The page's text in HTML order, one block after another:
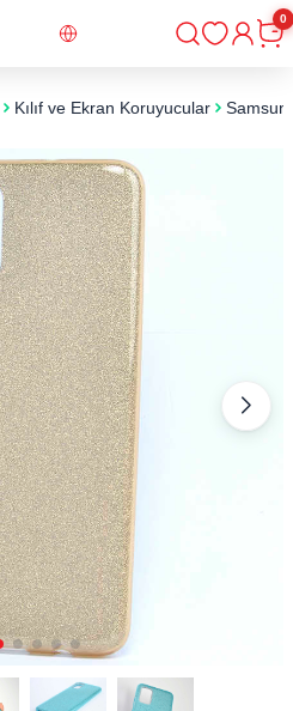
Giriş
0
Kılıf ve Ekran Koruyucular